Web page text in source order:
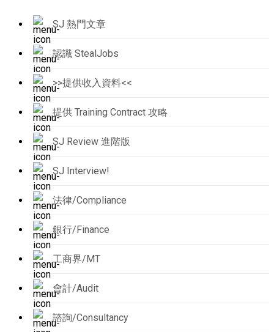
SJ 熱門文章
認識 StealJobs
>>提供收入資料<<
提供 Training Contract 攻略
SJ Review 進階版
SJ Interview!
法律/Compliance
銀行/Finance
工商界/MT
會計/Audit
諮詢/Consultancy